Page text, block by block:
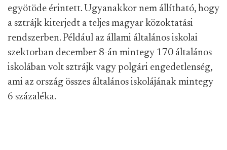
egyötöde érintett. Ugyanakkor nem állítható, hogy
a sztrájk kiterjedt a teljes magyar közoktatási
rendszerben. Például az állami általános iskolai
szektorban december 8-án mintegy 170 általános
iskolában volt sztrájk vagy polgári engedetlenség,
ami az ország összes általános iskolájának mintegy
6 százaléka.